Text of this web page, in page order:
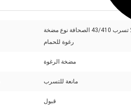
أبيض لا تسرب 43/410 الصحافة نوع مضخة
رغوة للحمام
مضخة الرغوة
مانعة للتسرب
قبول